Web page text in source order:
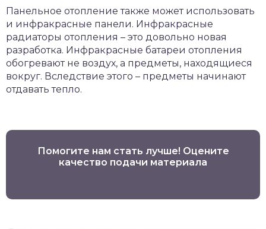
Панельное отопление также может использовать
и инфракрасные панели. Инфракрасные
радиаторы отопления – это довольно новая
разработка. Инфракрасные батареи отопления
обогревают не воздух, а предметы, находящиеся
вокруг. Вследствие этого – предметы начинают
отдавать тепло.
Помогите нам стать лучше! Оцените
качество подачи материала